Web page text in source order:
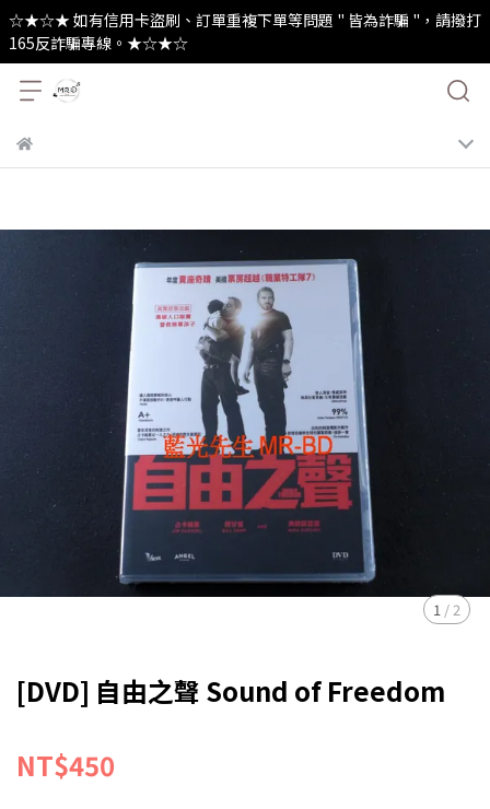
☆★☆★ 如有信用卡盜刷、訂單重複下單等問題 " 皆為詐騙 "，請撥打
165反詐騙專線。★☆★☆
1 / 2
[DVD] 自由之聲 Sound of Freedom
NT$450